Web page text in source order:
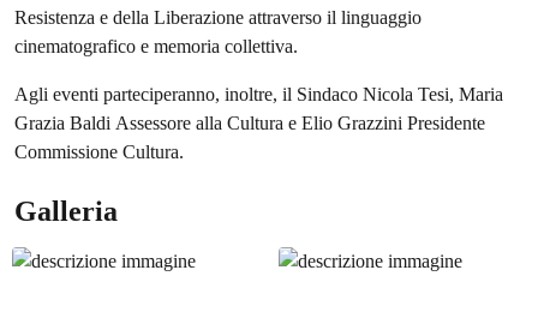
Resistenza e della Liberazione attraverso il linguaggio
cinematografico e memoria collettiva.
Agli eventi parteciperanno, inoltre, il Sindaco Nicola Tesi, Maria
Grazia Baldi Assessore alla Cultura e Elio Grazzini Presidente
Commissione Cultura.
Galleria